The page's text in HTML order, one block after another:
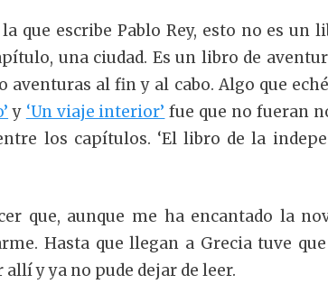
que escribe Pablo Rey, esto no es un
una ciudad. Es un libro de
aventuras al fin y al cabo. Algo que
y ‘Un viaje interior’ fue que no fueran
los capítulos. ‘El libro de la
que, aunque me ha encantado la
Hasta que llegan a Grecia tuve
y ya no pude dejar de leer.